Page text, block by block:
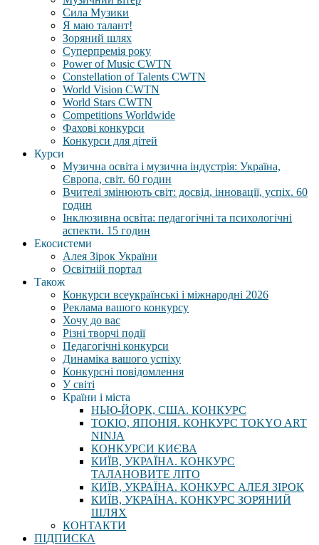
Сила Музики
Я маю талант!
Зоряний шлях
Суперпремія року
Power of Music CWTN
Constellation of Talents CWTN
World Vision CWTN
World Stars CWTN
Competitions Worldwide
Фахові конкурси
Конкурси для дітей
Курси
Музична освіта і музична індустрія: Україна,
Європа, світ. 60 годин
Вчителі змінюють світ: досвід, інновації, успіх. 60
годин
Інклюзивна освіта: педагогічні та психологічні
аспекти. 15 годин
Екосистеми
Алея Зірок України
Освітній портал
Також
Конкурси всеукраїнські і міжнародні 2026
Реклама вашого конкурсу
Хочу до вас
Різні творчі події
Педагогічні конкурси
Динаміка вашого успіху
Конкурсні повідомлення
У світі
Країни і міста
НЬЮ-ЙОРК, США. КОНКУРС
ТОКІО, ЯПОНІЯ. КОНКУРС TOKYO ART
NINJA
КОНКУРСИ КИЄВА
КИЇВ, УКРАЇНА. КОНКУРС
ТАЛАНОВИТЕ ЛІТО
КИЇВ, УКРАЇНА. КОНКУРС АЛЕЯ ЗІРОК
КИЇВ, УКРАЇНА. КОНКУРС ЗОРЯНИЙ
ШЛЯХ
КОНТАКТИ
ПІДПИСКА